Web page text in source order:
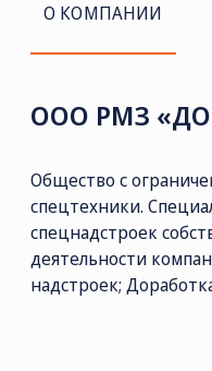
ПОЧТА
О КОМПАНИИ
ООО РМЗ
Общество с
спецтехники.
спецнадстроек
деятельности
надстроек;